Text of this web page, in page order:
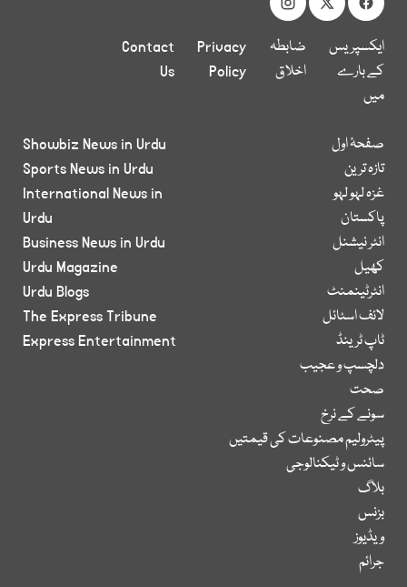
ایکسپریس
کے بارے
میں
ضابطہ
اخلاق
Privacy
Policy
Contact
Us
صفحۂ اول
تازہ ترین
غزہ لہو لہو
پاکستان
انٹر نیشنل
کھیل
انٹرٹینمنٹ
لائف اسٹائل
ٹاپ ٹرینڈ
دلچسپ و عجیب
صحت
سونے کے نرخ
پیٹرولیم مصنوعات کی قیمتیں
سائنس و ٹیکنالوجی
بلاگ
بزنس
ویڈیوز
جرائم
Showbiz News in Urdu
Sports News in Urdu
International News in
Urdu
Business News in Urdu
Urdu Magazine
Urdu Blogs
The Express Tribune
Express Entertainment